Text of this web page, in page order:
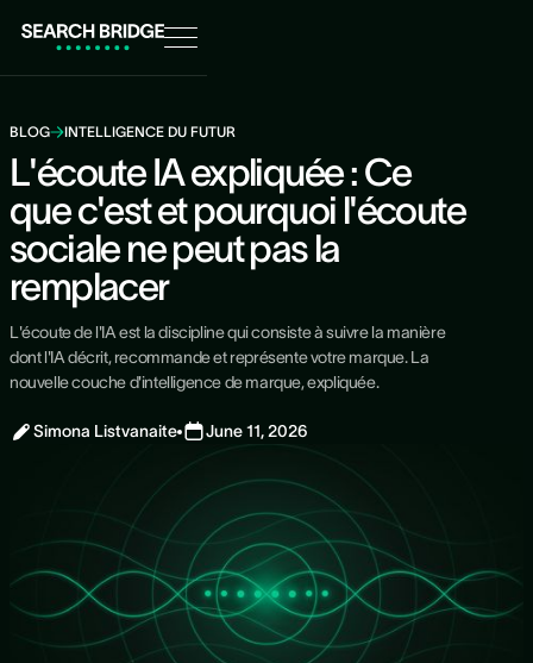
BLOG INTELLIGENCE DU FUTUR
L'écoute IA expliquée : Ce
que c'est et pourquoi l'écoute
sociale ne peut pas la
remplacer
L'écoute de l'IA est la discipline qui consiste à suivre la manière
dont l'IA décrit, recommande et représente votre marque. La
nouvelle couche d'intelligence de marque, expliquée.
Simona Listvanaite June 11, 2026